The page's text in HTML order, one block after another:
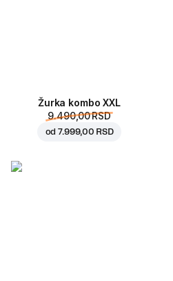
Žurka kombo XXL
9.490,00 RSD
od7.999,00 RSD